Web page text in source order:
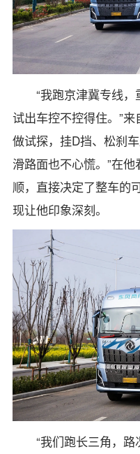
“我跑京津冀专线
试出车控不控得住。”
做试探，挂D挡、松刹
滑路面也不心慌。”在
顺，直接决定了整车的
现让他印象深刻。
“我们跑长三角，